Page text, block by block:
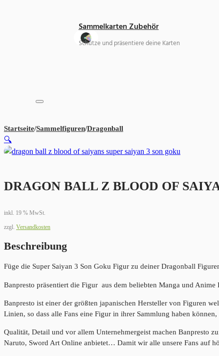
Sammelkarten Zubehör
Schütze und präsentiere deine Karten
Startseite/Sammelfiguren/Dragonball
DRAGON BALL Z BLOOD OF
inkl. 19 % MwSt.
zzgl. Versandkosten
Beschreibung
Füge die Super Saiyan 3 Son Goku Figur zu deiner Dragonball
Banpresto präsentiert die Figur aus dem beliebten Manga und
Banpresto ist einer der größten japanischen Hersteller von Figuren
Linien, so dass alle Fans eine Figur in ihrer Sammlung haben
Qualität, Detail und vor allem Unternehmergeist machen Banpresto
Naruto, Sword Art Online anbietet… Damit wir alle unsere Fans auf
🔍